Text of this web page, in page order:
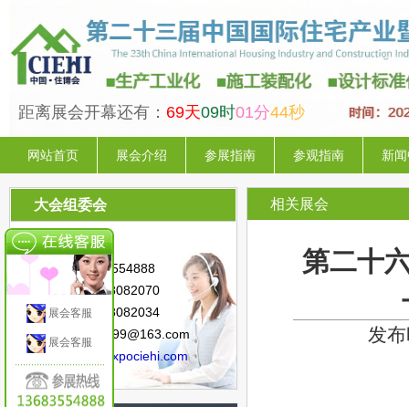
距离展会开幕还有： 69天09时01分43秒
网站首页 展会介绍 参展指南 参观指南 新
大会组委会
联系人：陈 星
手 机：13683554888
电 话：010-88082070
传 真：010-88082034
邮 箱：sunny.99@163.com
网 址：
www.expociehi.com
相关展会
第二十
发
展会客服
展会客服